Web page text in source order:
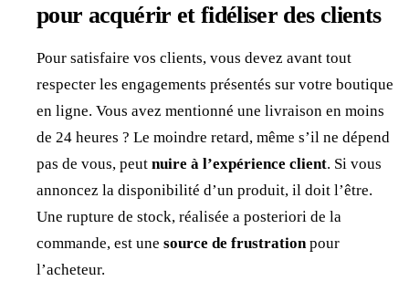
pour acquérir et fidéliser des clients
Pour satisfaire vos clients, vous devez avant tout
respecter les engagements présentés sur votre boutique
en ligne. Vous avez mentionné une livraison en moins
de 24 heures ? Le moindre retard, même s’il ne dépend
pas de vous, peut nuire à l’expérience client. Si vous
annoncez la disponibilité d’un produit, il doit l’être.
Une rupture de stock, réalisée a posteriori de la
commande, est une source de frustrationpour
l’acheteur.